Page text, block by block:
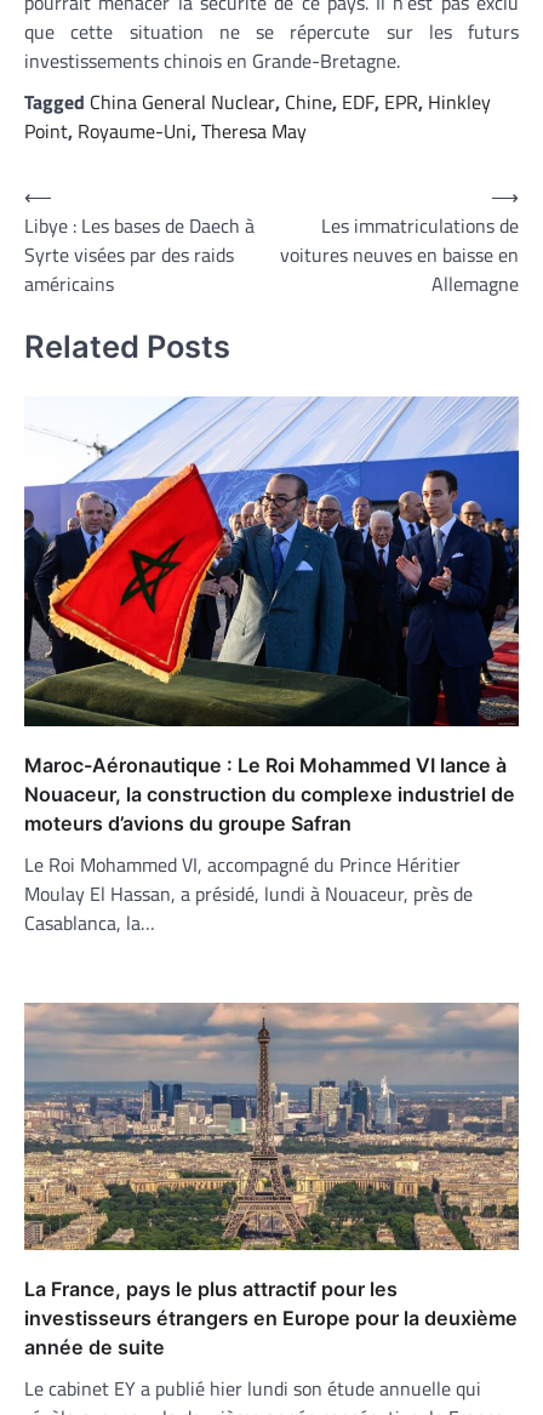
que cette situation ne se répercute sur les futurs
investissements chinois en Grande-Bretagne.
Tagged China General Nuclear, Chine, EDF, EPR, Hinkley
Point, Royaume-Uni,Theresa May
Navigation
de
l’article
⟵
Libye : Les bases de Daech à
Syrte visées par des raids
américains
Les immatriculations de
voitures neuves en baisse en
Allemagne
⟶
Related Posts
Maroc-Aéronautique : Le Roi Mohammed VI lance à
Nouaceur, la construction du complexe industriel de
moteurs d’avions du groupe Safran
Le Roi Mohammed VI, accompagné du Prince Héritier
Moulay El Hassan, a présidé, lundi à Nouaceur, près de
Casablanca, la…
La France, pays le plus attractif pour les
investisseurs étrangers en Europe pour la deuxième
année de suite
Le cabinet EY a publié hier lundi son étude annuelle qui